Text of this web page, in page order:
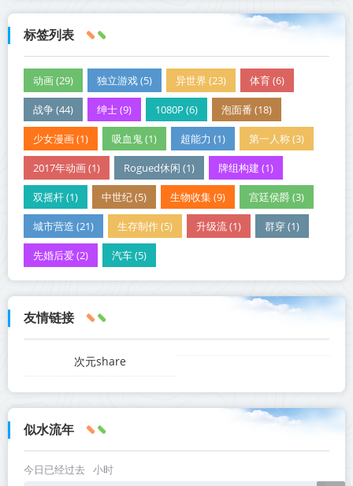
标签列表
动画 (29) 独立游戏 (5) 异世界 (23) 体育 (6)
战争 (44) 绅士 (9) 1080P (6) 泡面番 (18)
少女漫画 (1) 吸血鬼 (1) 超能力 (1) 第一人称 (3)
2017年动画 (1) Rogued休闲 (1) 牌组构建 (1)
双摇杆 (1) 中世纪 (5) 生物收集 (9) 宫廷侯爵 (3)
城市营造 (21) 生存制作 (5) 升级流 (1) 群穿 (1)
先婚后爱 (2) 汽车 (5)
友情链接
次元share
似水流年
今日已经过去 小时